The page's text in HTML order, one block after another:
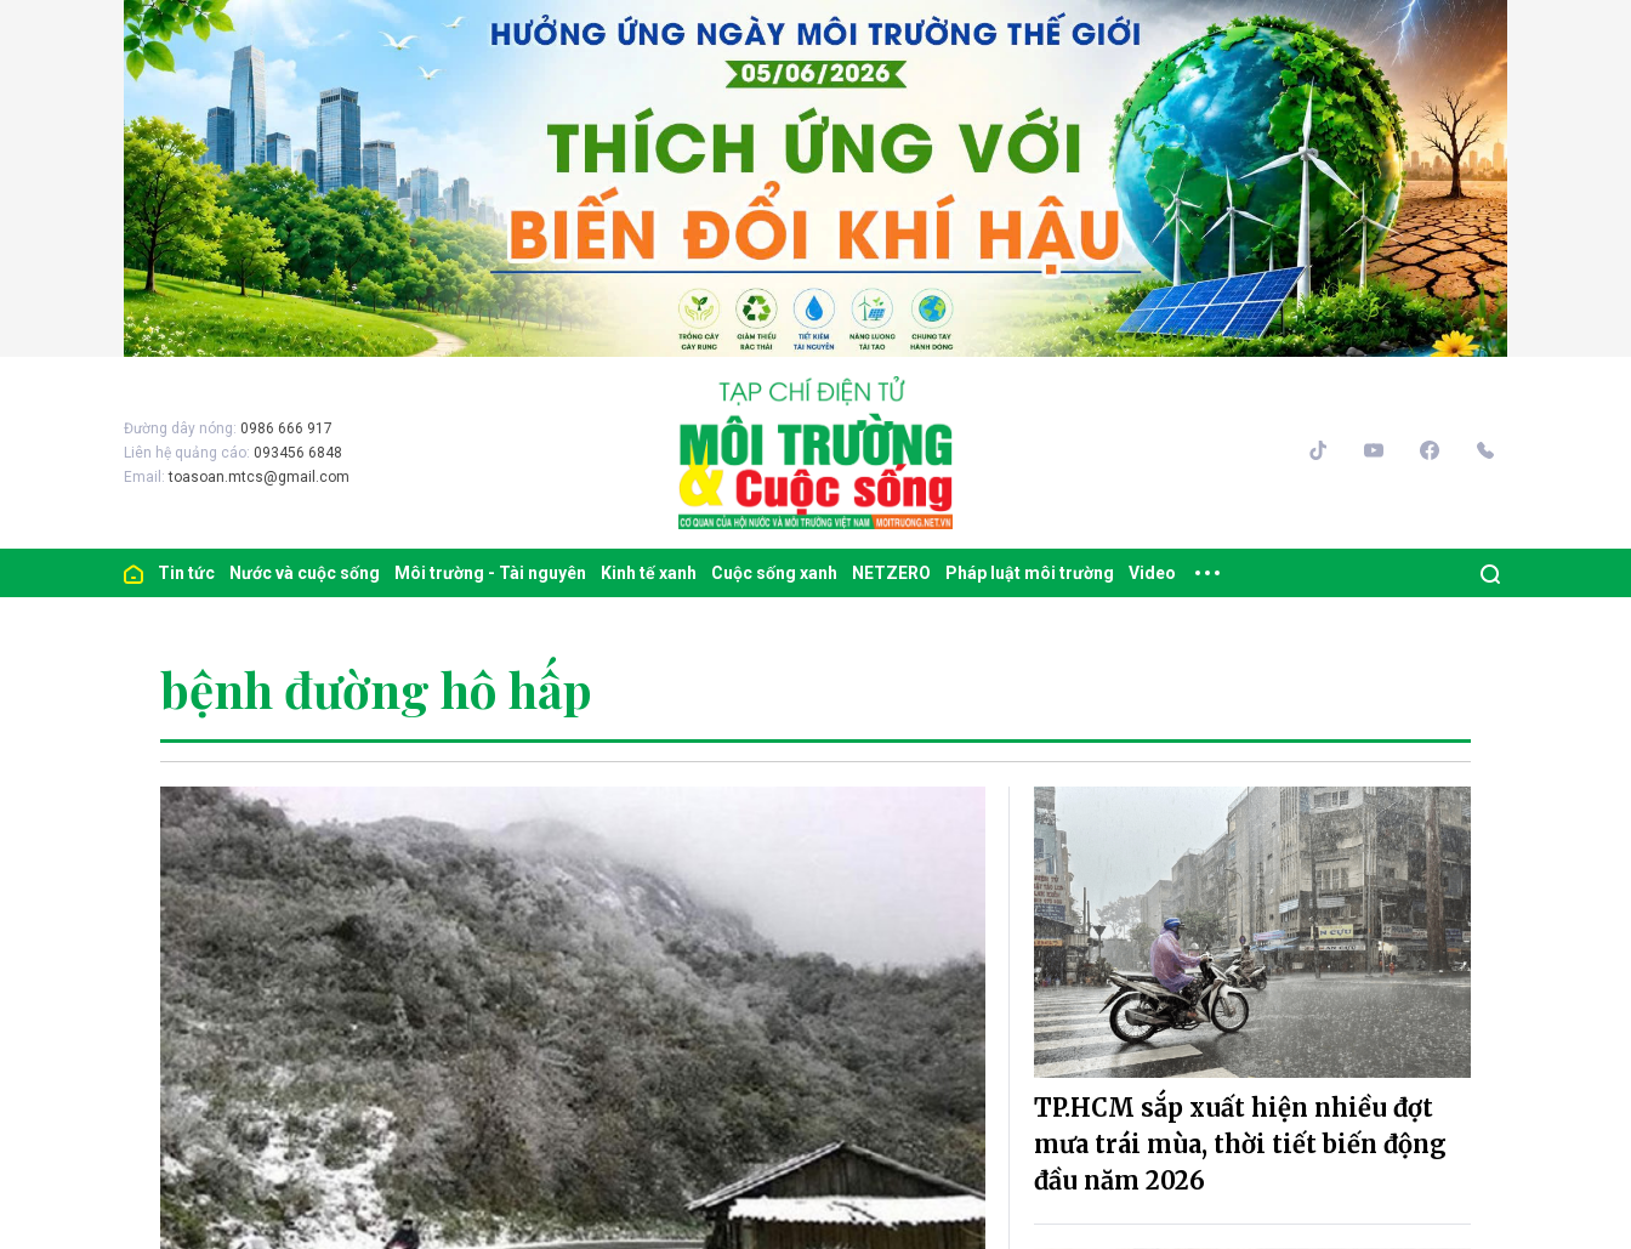
Đường dây nóng: 0986 666 917
Liên hệ quảng cáo: 093456 6848
Email:toasoan.mtcs@gmail.com
Tin tức Nước và cuộc sống Môi trường - Tài nguyên Kinh tế xanh Cuộc sống xanh NETZERO Pháp luật môi trường Video
bệnh đường hô hấp
TP.HCM sắp xuất hiện nhiều đợt
mưa trái mùa, thời tiết biến động
đầu năm 2026